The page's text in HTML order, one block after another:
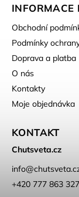
INFORMACE
Obchodní
Podmínky
Doprava a platba
O nás
Kontakty
Moje objednávka
KONTAKT
Chutsveta.cz
info@
+420 777 863 327